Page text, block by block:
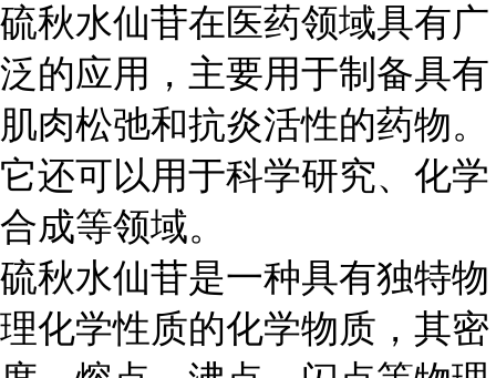
硫秋水仙苷在医药领域具有广
泛的应用，主要用于制备具有
肌肉松弛和抗炎活性的药物。
它还可以用于科学研究、化学
合成等领域。
硫秋水仙苷是一种具有独特物
理化学性质的化学物质，其密